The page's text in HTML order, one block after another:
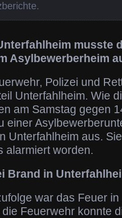
.
musste
Asylbewerberheim
Polizei und
Unterfahlheim. Wie
am Samstag gegen
einer
Unterfahlheim aus.
alarmiert worden.
Brand in
war das Feuer
Feuerwehr konnte